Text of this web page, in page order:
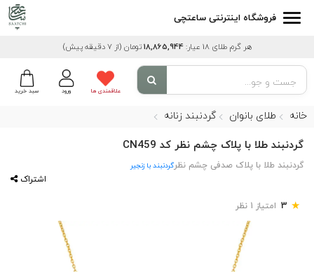
فروشگاه اینترنتی ساعتچی
هر گرم طلای 18 عیار: 18,865,944تومان (از 7 دقیقه پیش)
سبد خرید ورود علاقمندی ها
خانه طلای بانوان گردنبند زنانه
گردنبند طلا با پلاک چشم نظر کد CN459
گردنبند طلا با پلاک صدفی چشم نظرگردنبند با زنجیر
اشتراک
★
3 امتیاز 1 نظر